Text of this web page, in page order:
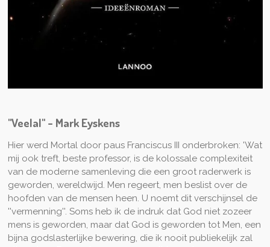
"Veelal" - Mark Eyskens
Hier werd Mortal door paus Franciscus III onderbroken: 'Wat
mij ook treft, beste professor, is de kolossale complexiteit
van de moderne samenleving die een groot raderwerk is
geworden, wereldwijd. Men regeert, men beslist over de
hoofden van de mensen heen. U noemt dit verschijnsel de
''vermenning''. Soms heb ik de indruk dat God niet zozeer
mens is geworden, maar dat God is geworden tot Men, een
bijna godslasterlijke bewering, die ik nooit publiekelijk zal